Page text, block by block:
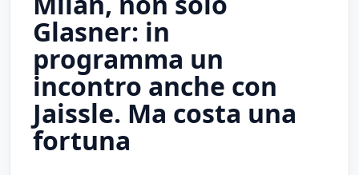
Glasner: in
programma un
incontro anche con
Jaissle. Ma costa una
fortuna